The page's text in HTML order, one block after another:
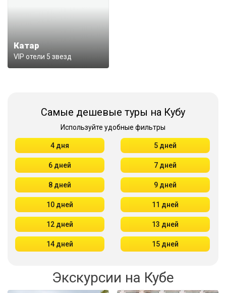
Катар
VIP отели 5 звезд
Самые дешевые туры на Кубу
Используйте удобные фильтры
4 дня 5 дней
6 дней 7 дней
8 дней 9 дней
10 дней 11 дней
12 дней 13 дней
14 дней 15 дней
Экскурсии на Кубе